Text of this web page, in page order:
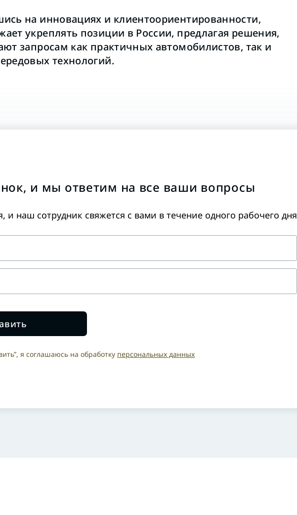
на инновациях и клиентоориентированности,
укреплять позиции в России, предлагая решения,
запросам как практичных автомобилистов, так и
технологий.
и мы ответим на все ваши вопросы
и наш сотрудник свяжется с вами в течение одного рабочего дня
я соглашаюсь на обработку персональных данных